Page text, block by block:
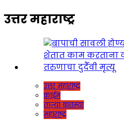
उत्तर महाराष्ट्र
उत्तर महाराष्ट्र
क्राईम
ताज्या बातम्या
महाराष्ट्र